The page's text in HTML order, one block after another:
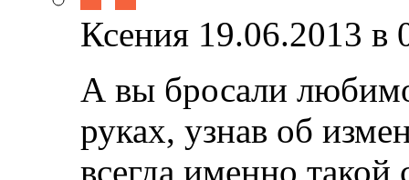
Ксения 19.06.2013 в
А вы бросали
руках, узнав об
всегда именно такой